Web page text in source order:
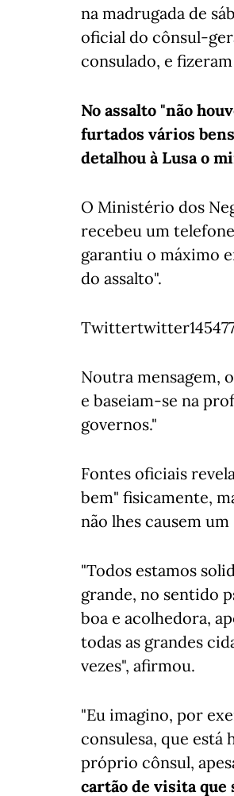
na madrugada de
oficial do cônsul-
consulado, e
No assalto "não
furtados vários
detalhou à Lusa o
O Ministério dos
recebeu um
garantiu o máximo
do assalto".
Noutra mensagem,
e baseiam-se na
governos."
Fontes oficiais
bem" fisicamente,
não lhes causem
"Todos estamos
grande, no sentido
boa e acolhedora,
todas as grandes
vezes", afirmou.
"Eu imagino, por
consulesa, que está
próprio cônsul,
cartão de visita que